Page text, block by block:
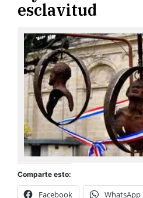
esclavitud
Comparte esto:
Facebook WhatsApp